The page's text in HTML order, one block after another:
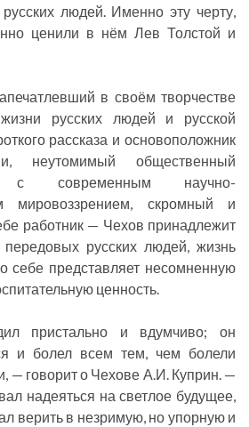
людей. Именно эту черту,
ценили в нём Лев Толстой и
в своём творчестве
русских людей и русской
рассказа и основоположник
неутомимый общественный
с современным научно-
мировоззрением, скромный и
работник — Чехов принадлежит
русских людей, жизнь
себе представляет несомненную
ценность.
пристально и вдумчиво; он
и болел всем тем, чем болели
— говорит о Чехове А.И. Куприн. —
надеяться на светлое будущее,
верить в незримую, но упорную и